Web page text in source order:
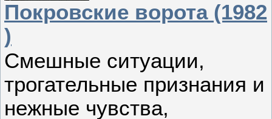
Покровские ворота (1982
)
Смешные ситуации,
трогательные признания и
нежные чувства,